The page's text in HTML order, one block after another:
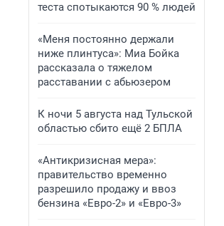
теста спотыкаются 90 % людей
«Меня постоянно держали
ниже плинтуса»: Миа Бойка
рассказала о тяжелом
расставании с абьюзером
К ночи 5 августа над Тульской
областью сбито ещё 2 БПЛА
«Антикризисная мера»:
правительство временно
разрешило продажу и ввоз
бензина «Евро-2» и «Евро-3»